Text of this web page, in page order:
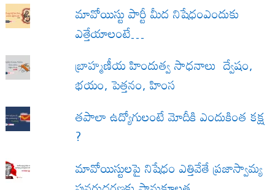
మావోయిస్టు పార్టీ మీద నిషేధంఎందుకు
ఎత్తేయాలంటే…
బ్రాహ్మణీయ హిందుత్వ సాధనాలు ద్వేషం,
భయం, పెత్తనం, హింస
త‌పాలా ఉద్యోగులంటే మోదీకి ఎందుకింత కక్ష
?
మావోయిస్టులపై నిషేధం ఎత్తివేతే ప్రజాస్వామ్య